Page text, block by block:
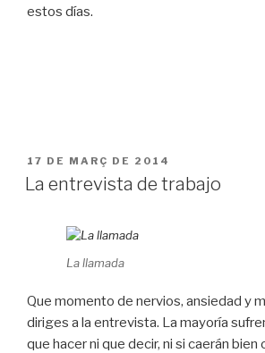
estos días.
PUBLICAT
A
17 DE MARÇ DE 2014
La entrevista de trabajo
La llamada
Que momento de nervios, ansiedad y
diriges a la entrevista. La mayoría
que hacer ni que decir, ni si caerán bien